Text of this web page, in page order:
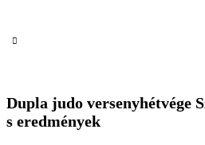
Dupla judo versenyhétvége
s eredmények